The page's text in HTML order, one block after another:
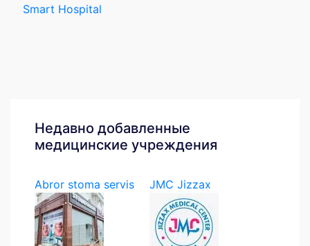
Smart Hospital
Недавно добавленные
медицинские учреждения
Abror stoma servis
JMC Jizzax
Medical...